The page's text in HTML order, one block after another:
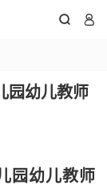
 
园幼儿教师
园幼儿教师